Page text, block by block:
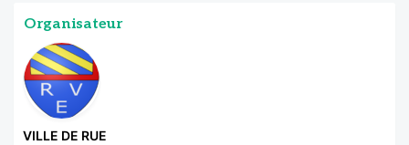
Organisateur
VILLE DE RUE